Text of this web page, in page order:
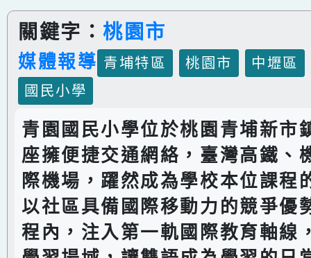
關鍵字：桃園市
媒體報導 青埔特區 桃園市
中壢區
國民小學
青園國民小學位於桃園青埔新市
座擁便捷交通網絡，臺灣高鐵、
際機場，躍然成為學校本位課程
以社區具備國際移動力的競爭優
程內，注入第一軌國際教育軸線